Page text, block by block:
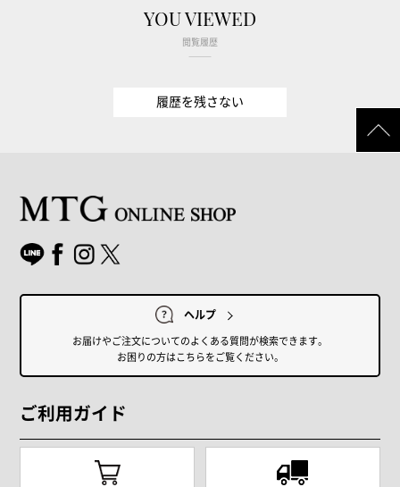
YOU VIEWED
閲覧履歴
履歴を残さない
ヘルプ
お届けやご注文についてのよくある質問が検索できます。
お困りの方はこちらをご覧ください。
ご利用ガイド